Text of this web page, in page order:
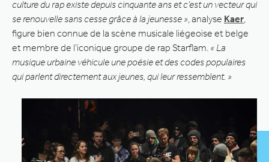
culture du rap existe depuis cinquante ans et c’est un vecteur qui
se renouvelle sans cesse grâce à la jeunesse » , analyse Kaer
figure bien connue de la scène musicale liégeoise et belge
et membre de l’iconique groupe de rap Starflam. « La
musique urbaine véhicule une poésie et des codes populaires
qui parlent directement aux jeunes, qui leur ressemblent. »